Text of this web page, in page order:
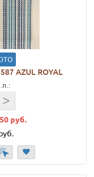
AZUL ROYAL
>
руб.